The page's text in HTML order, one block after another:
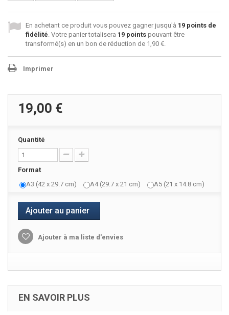
En achetant ce produit vous pouvez gagner jusqu'à 19 points de
fidélité. Votre panier totalisera 19 points pouvant être
transformé(s) en un bon de réduction de 1,90 €.
Imprimer
19,00 €
Quantité
Format
A3 (42 x 29.7 cm)
A4 (29.7 x 21 cm) A5 (21 x 14.8 cm)
Ajouter au panier
Ajouter à ma liste d'envies
EN SAVOIR PLUS